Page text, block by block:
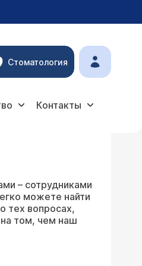
Стоматология
Контакты
– сотрудниками
можете найти
тех вопросах,
том, чем наш